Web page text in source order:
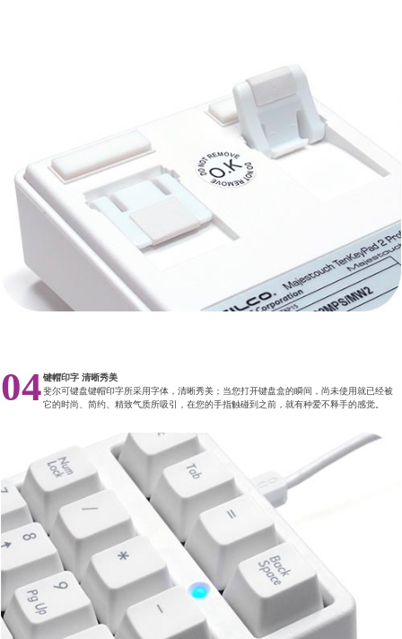
04键帽印字 清晰秀美
斐尔可键盘键帽印字所采用字体，清晰秀美；当您打开键盘盒的瞬间，尚未使用就已经被
它的时尚、简约、精致气质所吸引，在您的手指触碰到之前，就有种爱不释手的感觉。